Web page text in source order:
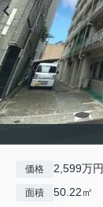
価格 2,599万円
面積 50.22㎡